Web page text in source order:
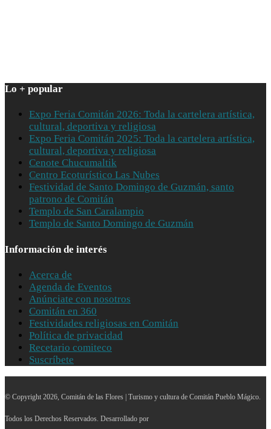
Lo + popular
Expo Feria Comitán 2026: Toda la cartelera artística,
cultural, deportiva y religiosa
Expo Feria Comitán 2025: Toda la cartelera artística,
cultural, deportiva y religiosa
Cenote Chucumaltik
Centro Ecoturístico Las Nubes
Festividad de Santo Domingo de Guzmán, santo
patrono de Comitán
Templo de San Caralampio
Templo de Santo Domingo de Guzmán
Información de interés
Acerca de
Agenda de Eventos
Anúnciate con nosotros
Comitán en 360
Festividades religiosas en Comitán
Política de privacidad
Recetario comiteco
Suscríbete
© Copyright 2026, Comitán de las Flores | Turismo y cultura de Comitán Pueblo Mágico.
Todos los Derechos Reservados. Desarrollado por